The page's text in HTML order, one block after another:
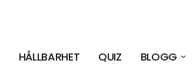
HÅLLBARHET QUIZ BLOGG